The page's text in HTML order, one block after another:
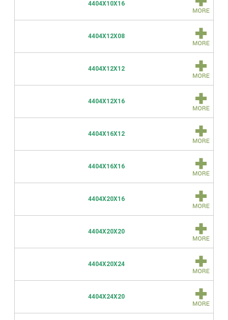
4404X10X16
4404X12X08
4404X12X12
4404X12X16
4404X16X12
4404X16X16
4404X20X16
4404X20X20
4404X20X24
4404X24X20